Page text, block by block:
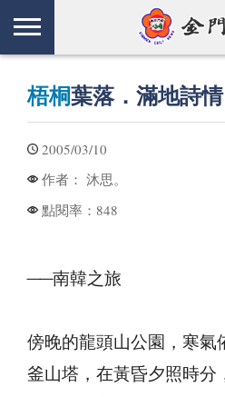
梧桐葉落．滿地詩情
2005/03/10
作者： 沐思。
點閱率： 848
──南韓之旅
傍晚的龍頭山公園，寒氣
釜山塔，在黃昏夕照時分